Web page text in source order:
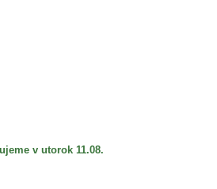
v utorok 11.08.